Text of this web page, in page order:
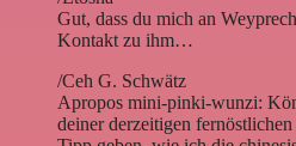
Gut, dass du mich an
Kontakt zu ihm…
/Ceh G. Schwätz
Apropos mini-pinki-wunzi:
deiner derzeitigen